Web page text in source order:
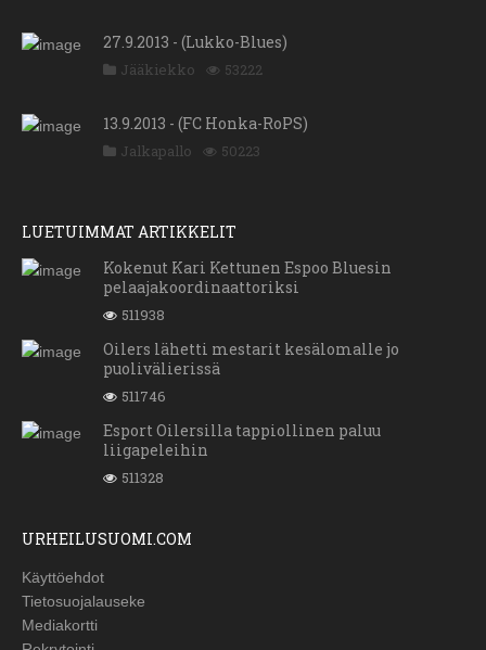
27.9.2013 - (Lukko-Blues)
Jääkiekko 53222
13.9.2013 - (FC Honka-RoPS)
Jalkapallo 50223
LUETUIMMAT ARTIKKELIT
Kokenut Kari Kettunen Espoo Bluesin
pelaajakoordinaattoriksi
511938
Oilers lähetti mestarit kesälomalle jo
puolivälierissä
511746
Esport Oilersilla tappiollinen paluu
liigapeleihin
511328
URHEILUSUOMI.COM
Käyttöehdot
Tietosuojalauseke
Mediakortti